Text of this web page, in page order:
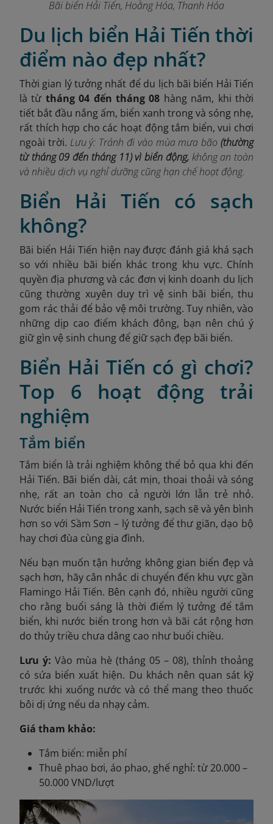
Bãi biển Hải Tiến, Hoằng Hóa, Thanh Hóa
Du lịch biển Hải Tiến thời
điểm nào đẹp nhất?
Thời gian lý tưởng nhất để du lịch bãi biển Hải Tiến
là từ tháng 04 đến tháng 08 hàng năm, khi thời
tiết bắt đầu nắng ấm, biển xanh trong và sóng nhẹ,
rất thích hợp cho các hoạt động tắm biển, vui chơi
ngoài trời. Lưu ý: Tránh đi vào mùa mưa bão(thường
từ tháng 09 đến tháng 11) vì biển động, không an toàn
và nhiều dịch vụ nghỉ dưỡng cũng hạn chế hoạt động.
Biển Hải Tiến có sạch
không?
Bãi biển Hải Tiến hiện nay được đánh giá khá sạch
so với nhiều bãi biển khác trong khu vực. Chính
quyền địa phương và các đơn vị kinh doanh du lịch
cũng thường xuyên duy trì vệ sinh bãi biển, thu
gom rác thải để bảo vệ môi trường. Tuy nhiên, vào
những dịp cao điểm khách đông, bạn nên chú ý
giữ gìn vệ sinh chung để giữ sạch đẹp bãi biển.
Biển Hải Tiến có gì chơi?
Top 6 hoạt động trải
nghiệm
Tắm biển
Tắm biển là trải nghiệm không thể bỏ qua khi đến
Hải Tiến. Bãi biển dài, cát mịn, thoai thoải và sóng
nhẹ, rất an toàn cho cả người lớn lẫn trẻ nhỏ.
Nước biển Hải Tiến trong xanh, sạch sẽ và yên bình
hơn so với Sầm Sơn – lý tưởng để thư giãn, dạo bộ
hay chơi đùa cùng gia đình.
Nếu bạn muốn tận hưởng không gian biển đẹp và
sạch hơn, hãy cân nhắc di chuyển đến khu vực gần
Flamingo Hải Tiến. Bên cạnh đó, nhiều người cũng
cho rằng buổi sáng là thời điểm lý tưởng để tắm
biển, khi nước biển trong hơn và bãi cát rộng hơn
do thủy triều chưa dâng cao như buổi chiều.
Lưu ý: Vào mùa hè (tháng 05 – 08), thỉnh thoảng
có sứa biển xuất hiện. Du khách nên quan sát kỹ
trước khi xuống nước và có thể mang theo thuốc
bôi dị ứng nếu da nhạy cảm.
Giá tham khảo:
Tắm biển: miễn phí
Thuê phao bơi, áo phao, ghế nghỉ: từ 20.000 –
50.000 VND/lượt